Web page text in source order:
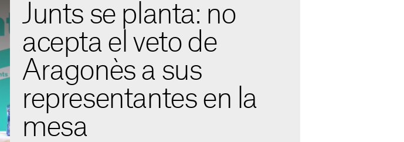
Junts se planta: no
acepta el veto de
Aragonès a sus
representantes en la
mesa